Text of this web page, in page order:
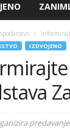
IZDVOJENO